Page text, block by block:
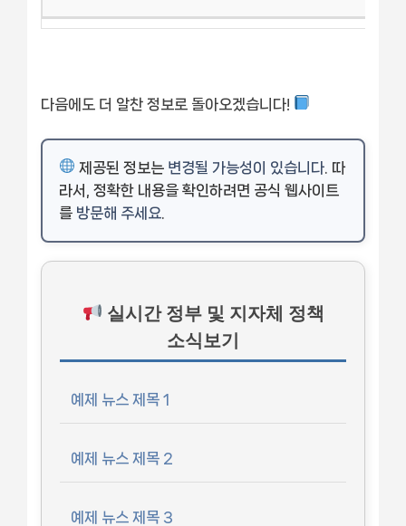
다음에도 더 알찬 정보로 돌아오겠습니다!
제공된 정보는 변경될 가능성이 있습니다 . 따
라서, 정확한 내용을 확인하려면 공식 웹사이트
를 방문해 주세요
실시간 정부 및 지자체 정책
소식보기
예제 뉴스 제목 1
예제 뉴스 제목 2
예제 뉴스 제목 3